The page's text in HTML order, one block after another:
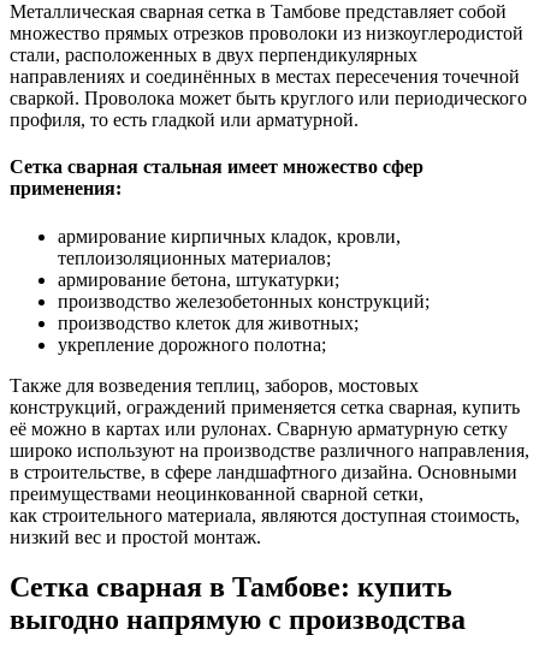
Металлическая сварная сетка в Тамбове представляет собой
множество прямых отрезков проволоки из низкоуглеродистой
стали, расположенных в двух перпендикулярных
направлениях и соединённых в местах пересечения точечной
сваркой. Проволока может быть круглого или периодического
профиля, то есть гладкой или арматурной.
Сетка сварная стальная имеет множество сфер
применения:
армирование кирпичных кладок, кровли,
теплоизоляционных материалов;
армирование бетона, штукатурки;
производство железобетонных конструкций;
производство клеток для животных;
укрепление дорожного полотна;
Также для возведения теплиц, заборов, мостовых
конструкций, ограждений применяется сетка сварная, купить
её можно в картах или рулонах. Сварную арматурную сетку
широко используют на производстве различного направления,
в строительстве, в сфере ландшафтного дизайна. Основными
преимуществами неоцинкованной сварной сетки,
как строительного материала, являются доступная стоимость,
низкий вес и простой монтаж.
Сетка сварная в Тамбове: купить
выгодно напрямую с производства